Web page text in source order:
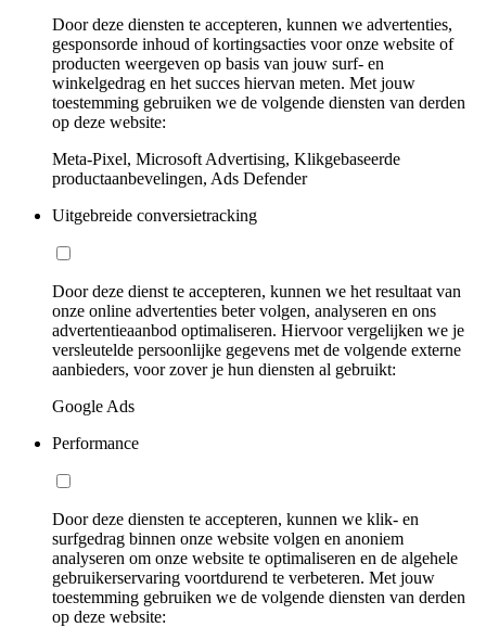
Door deze diensten te accepteren, kunnen we advertenties,
gesponsorde inhoud of kortingsacties voor onze website of
producten weergeven op basis van jouw surf- en
winkelgedrag en het succes hiervan meten. Met jouw
toestemming gebruiken we de volgende diensten van derden
op deze website:
Meta-Pixel, Microsoft Advertising, Klikgebaseerde
productaanbevelingen, Ads Defender
Uitgebreide conversietracking
Door deze dienst te accepteren, kunnen we het resultaat van
onze online advertenties beter volgen, analyseren en ons
advertentieaanbod optimaliseren. Hiervoor vergelijken we je
versleutelde persoonlijke gegevens met de volgende externe
aanbieders, voor zover je hun diensten al gebruikt:
Google Ads
Performance
Door deze diensten te accepteren, kunnen we klik- en
surfgedrag binnen onze website volgen en anoniem
analyseren om onze website te optimaliseren en de algehele
gebruikerservaring voortdurend te verbeteren. Met jouw
toestemming gebruiken we de volgende diensten van derden
op deze website: